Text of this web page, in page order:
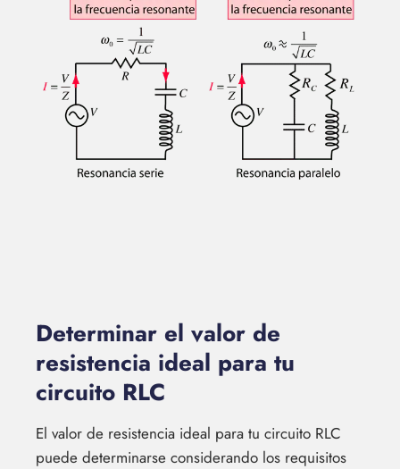
Determinar el valor de
resistencia ideal para tu
circuito RLC
El valor de resistencia ideal para tu circuito RLC
puede determinarse considerando los requisitos